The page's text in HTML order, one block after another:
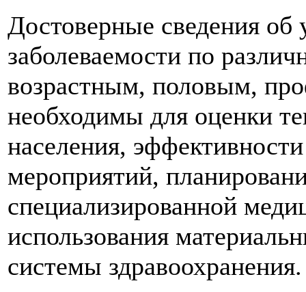
Достоверные сведения об
заболеваемости по
возрастным, половым,
необходимы для оценки
населения,
мероприятий,
специализированной
использования
системы здравоохранения.